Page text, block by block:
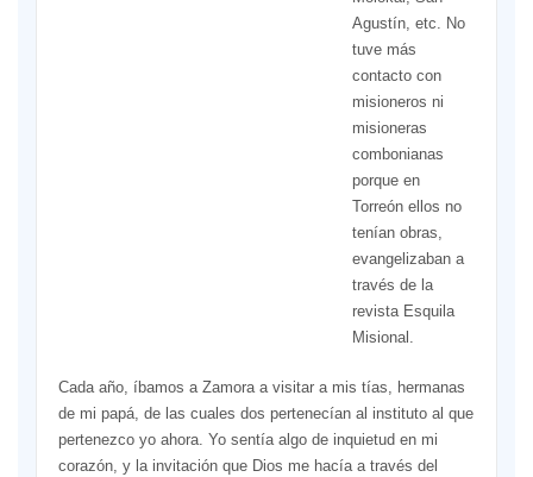
Agustín, etc. No
tuve más
contacto con
misioneros ni
misioneras
combonianas
porque en
Torreón ellos no
tenían obras,
evangelizaban a
través de la
revista Esquila
Misional.
Cada año, íbamos a Zamora a visitar a mis tías, hermanas
de mi papá, de las cuales dos pertenecían al instituto al que
pertenezco yo ahora. Yo sentía algo de inquietud en mi
corazón, y la invitación que Dios me hacía a través del